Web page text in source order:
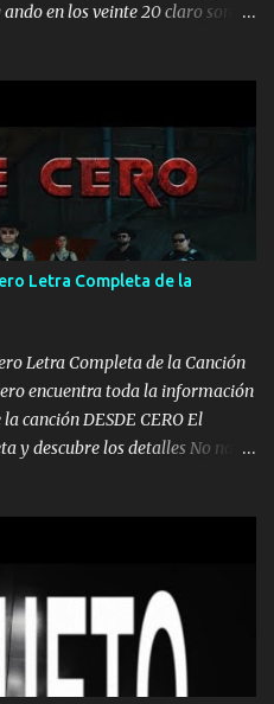
en los veinte 20 claro son
dar hasta topar pues no hay de
voy por mi línea no veo a
no se me duerm voy chicoteado
rato que me agarran el colmillo
Al tiro esta la PrimiZa
doy la mano al que su amigo y
me paran aquí hay pa más
topar pues no hay de otra...
Letra Completa de la
Letra Completa de la Canción
encuentra toda la información
canción DESDE CERO El
y descubre los detalles No nací
limito los Sueños , si no existe
caigo me Levanto, Aprendo Del
❌ El Dinero
, Por Eso Manejo Todo